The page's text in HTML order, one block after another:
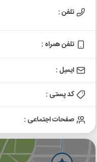
تلفن :
تلفن همراه :
ایمیل :
کد پستی :
صفحات اجتماعی :